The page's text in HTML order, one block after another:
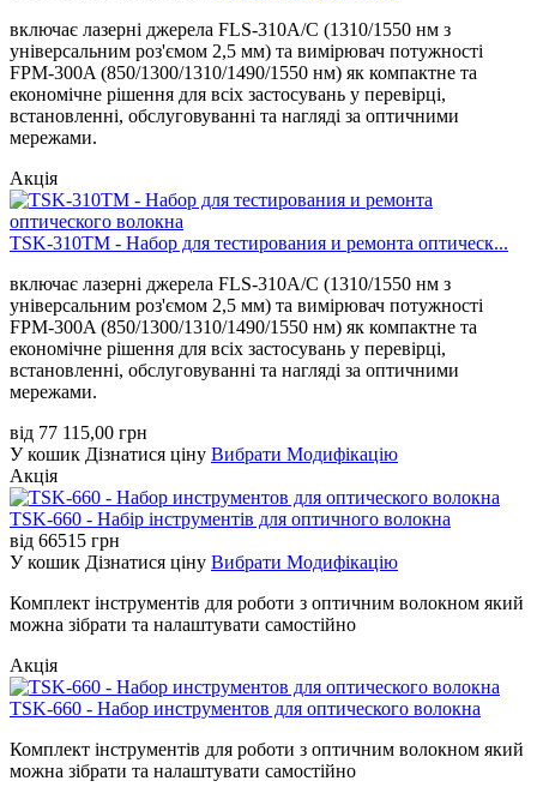
включає лазерні джерела FLS-310A/C (1310/1550 нм з
універсальним роз'ємом 2,5 мм) та вимірювач потужності
FPM-300A (850/1300/1310/1490/1550 нм) як компактне та
економічне рішення для всіх застосувань у перевірці,
встановленні, обслуговуванні та нагляді за оптичними
мережами.
Акція
TSK-310TM - Набор для тестирования и ремонта оптическ...
включає лазерні джерела FLS-310A/C (1310/1550 нм з
універсальним роз'ємом 2,5 мм) та вимірювач потужності
FPM-300A (850/1300/1310/1490/1550 нм) як компактне та
економічне рішення для всіх застосувань у перевірці,
встановленні, обслуговуванні та нагляді за оптичними
мережами.
від 77 115,00 грн
У кошик Дізнатися ціну Вибрати Модифікацію
Акція
TSK-660 - Набір інструментів для оптичного волокна
від 66515 грн
У кошик Дізнатися ціну Вибрати Модифікацію
Комплект інструментів для роботи з оптичним волокном який
можна зібрати та налаштувати самостійно
Акція
TSK-660 - Набор инструментов для оптического волокна
Комплект інструментів для роботи з оптичним волокном який
можна зібрати та налаштувати самостійно